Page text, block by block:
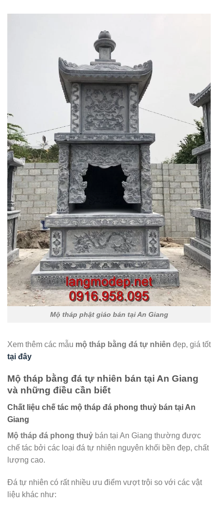
Mộ tháp phật giáo bán tại An Giang
Xem thêm các mẫu mộ tháp bằng đá tự nhiên đẹp, giá tốt
tại đây
Mộ tháp bằng đá tự nhiên bán tại An Giang
và những điều cần biết
Chất liệu chế tác mộ tháp đá phong thuỷ bán tại An
Giang
Mộ tháp đá phong thuỷ bán tại An Giang thường được
chế tác bởi các loại đá tự nhiên nguyên khối bền đẹp, chất
lượng cao.
Đá tự nhiên có rất nhiều ưu điểm vượt trội so với các vật
liệu khác như: